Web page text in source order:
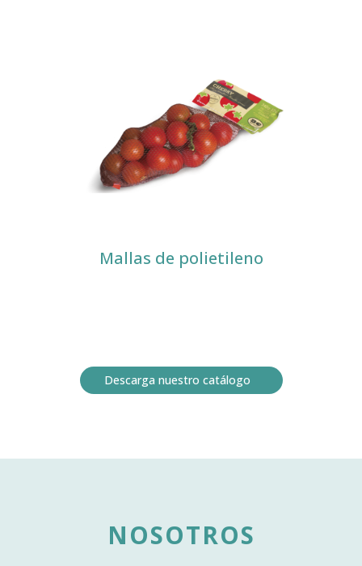
Mallas de polietileno
Descarga nuestro catálogo
NOSOTROS